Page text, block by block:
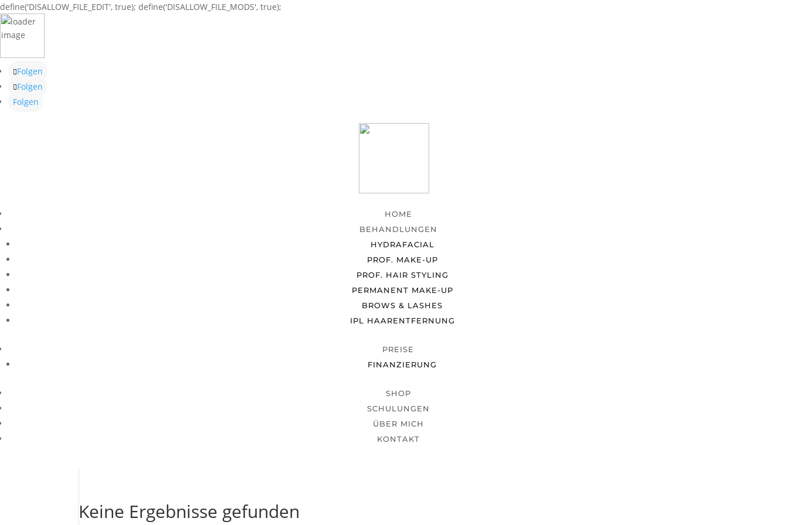
define('DISALLOW_FILE_EDIT', true); define('DISALLOW_FILE_MODS', true);
Folgen
Folgen
Folgen
HOME
BEHANDLUNGEN
HYDRAFACIAL
PROF. MAKE-UP
PROF. HAIR STYLING
PERMANENT MAKE-UP
BROWS & LASHES
IPL HAARENTFERNUNG
PREISE
FINANZIERUNG
SHOP
SCHULUNGEN
ÜBER MICH
KONTAKT
Keine Ergebnisse gefunden